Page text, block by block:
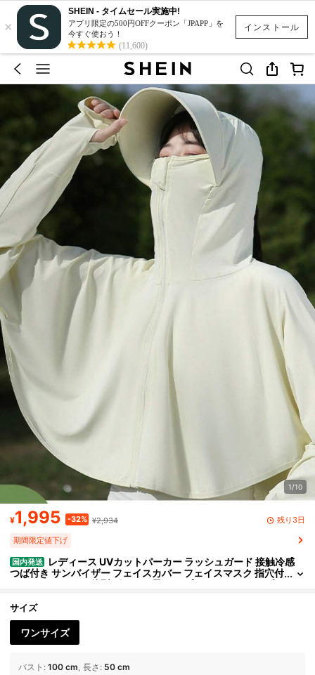
インストール
×
SHEIN - タイムセール実施中!
アプリ限定の500円OFFクーポン「JPAPP」を
今すぐ使おう！
(11,600)
1/10
¥1,995 -32% ¥2,934 残り3日
期間限定値下げ
国内発送
レディース UVカットパーカー ラッシュガード 接触冷感
つば付き サンバイザー フェイスカバー フェイスマスク 指穴付
き アームカバー一体型 ポンチョ風 ケープ ドルマンスリーブ
吸汗速乾 自転車 運転 ドライブ アウトドア キャンプ フェス スポー
ツ ガーデニング お出かけ カジュアル 大人可愛い シンプル 羽織り
ジップアップ フード付き ひんやり 伸縮性 ピンク ライトピンク
サイズ
ワンサイズ
バスト : 100 cm 長さ : 50 cm